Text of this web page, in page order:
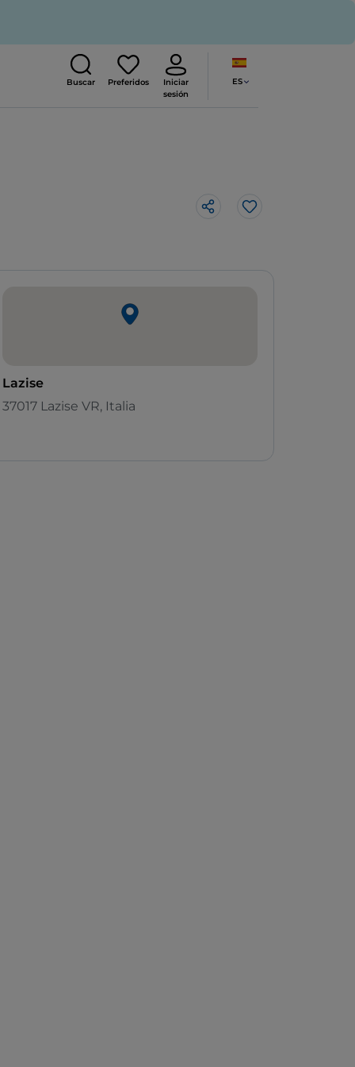
Buscar Preferidos
Iniciar
sesión
ES
Me gusta
Lazise
37017 Lazise VR, Italia